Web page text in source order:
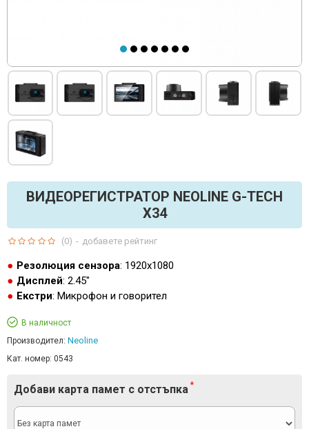
ВИДЕОРЕГИСТРАТОР NEOLINE G-TECH
X34
Резолюция сензора: 1920x1080
Дисплей: 2.45"
Екстри: Микрофон и говорител
В наличност
Производител: Neoline
Кат. номер: 0543
(0) - добавете рейтинг
Добави карта памет с отстъпка